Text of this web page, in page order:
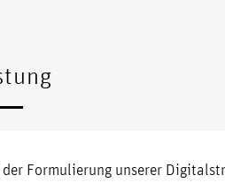
der Formulierung unserer